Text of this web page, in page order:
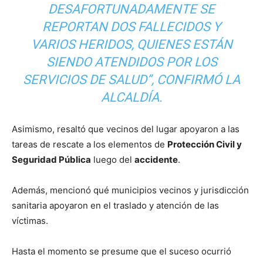
DESAFORTUNADAMENTE SE
REPORTAN DOS FALLECIDOS Y
VARIOS HERIDOS, QUIENES ESTÁN
SIENDO ATENDIDOS POR LOS
SERVICIOS DE SALUD”, CONFIRMÓ LA
ALCALDÍA.
Asimismo, resaltó que vecinos del lugar apoyaron a las
tareas de rescate a los elementos de Protección Civil y
Seguridad Pública luego del accidente.
Además, mencionó qué municipios vecinos y jurisdicción
sanitaria apoyaron en el traslado y atención de las
víctimas.
Hasta el momento se presume que el suceso ocurrió